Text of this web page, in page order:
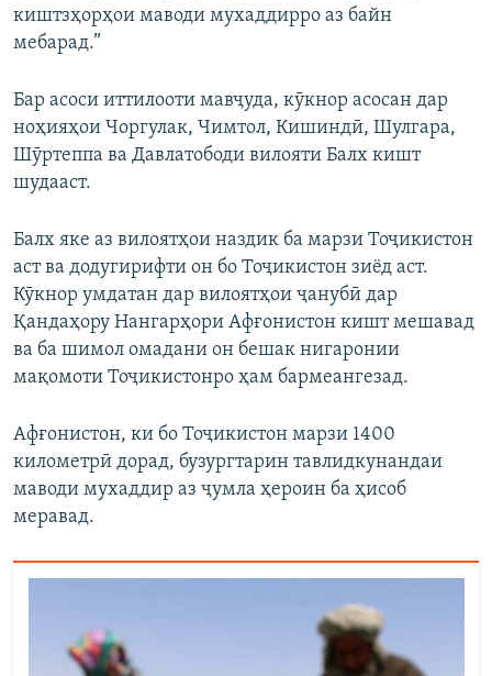
киштзҳорҳои маводи мухаддирро аз байн
мебарад.”
Бар асоси иттилооти мавҷуда, кӯкнор асосан дар
ноҳияҳои Чоргулак, Чимтол, Кишиндӣ, Шулгара,
Шӯртеппа ва Давлатободи вилояти Балх кишт
шудааст.
Балх яке аз вилоятҳои наздик ба марзи Тоҷикистон
аст ва додугирифти он бо Тоҷикистон зиёд аст.
Кӯкнор умдатан дар вилоятҳои ҷанубӣ дар
Қандаҳору Нангарҳори Афғонистон кишт мешавад
ва ба шимол омадани он бешак нигаронии
мақомоти Тоҷикистонро ҳам бармеангезад.
Афғонистон, ки бо Тоҷикистон марзи 1400
километрӣ дорад, бузургтарин тавлидкунандаи
маводи мухаддир аз ҷумла ҳероин ба ҳисоб
меравад.